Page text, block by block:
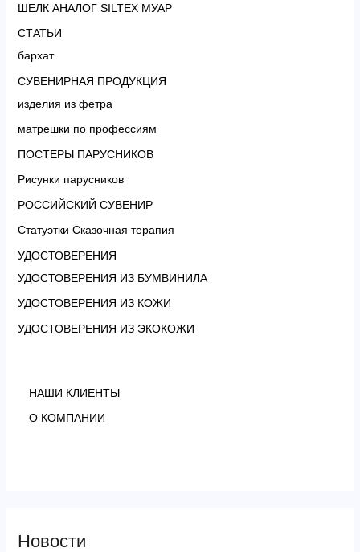
ШЕЛК АНАЛОГ SILTEX МУАР
СТАТЬИ
бархат
СУВЕНИРНАЯ ПРОДУКЦИЯ
изделия из фетра
матрешки по профессиям
ПОСТЕРЫ ПАРУСНИКОВ
Рисунки парусников
РОССИЙСКИЙ СУВЕНИР
Статуэтки Сказочная терапия
УДОСТОВЕРЕНИЯ
УДОСТОВЕРЕНИЯ ИЗ БУМВИНИЛА
УДОСТОВЕРЕНИЯ ИЗ КОЖИ
УДОСТОВЕРЕНИЯ ИЗ ЭКОКОЖИ
НАШИ КЛИЕНТЫ
О КОМПАНИИ
Новости